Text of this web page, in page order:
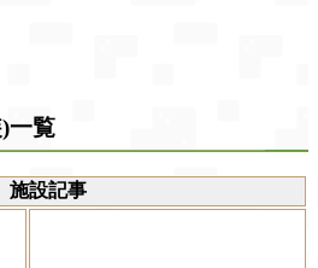
一覧
施設記事